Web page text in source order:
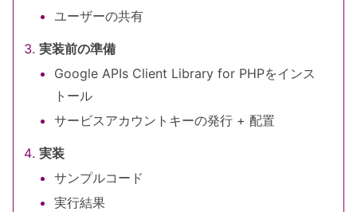
ユーザーの共有
実装前の準備
Google APIs Client Library for PHPをインス
トール
サービスアカウントキーの発行 + 配置
実装
サンプルコード
実行結果